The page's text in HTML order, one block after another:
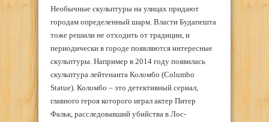
Необычные скульптуры на улицах придают
городам определенный шарм. Власти Будапешта
тоже решили не отходить от традиции, и
периодически в городе появляются интересные
скульптуры. Например в 2014 году появилась
скульптура лейтенанта Коломбо (Columbo
Statue). Коломбо – это детективный сериал,
главного героя которого играл актер Питер
Фальк, расследовавший убийства в Лос-